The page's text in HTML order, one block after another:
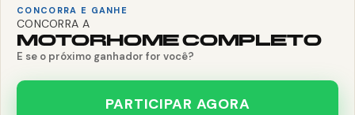
CONCORRA E GANHE
CONCORRA A
MOTORHOME COMPLETO
E se o próximo ganhador for você?
PARTICIPAR AGORA